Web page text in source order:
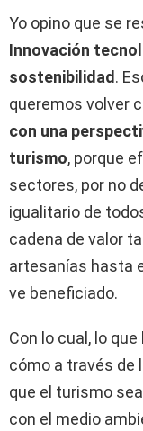
Yo opino que se
Innovación
sostenibilidad.
queremos volver
con una
turismo, porque
sectores, por no
igualitario de
cadena de valor
artesanías hasta
ve beneficiado.
Con lo cual, lo
cómo a través de
que el turismo
con el medio